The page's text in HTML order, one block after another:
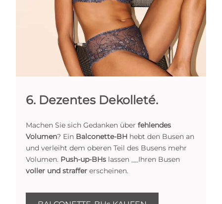
6. Dezentes Dekolleté.
Machen Sie sich Gedanken über fehlendes
Volumen? Ein Balconette-BH hebt den Busen an
und verleiht dem oberen Teil des Busens mehr
Volumen. Push-up-BHs lassen __Ihren Busen
voller und straffer erscheinen.